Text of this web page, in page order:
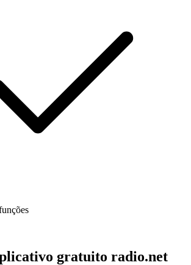
gratuito radio.net